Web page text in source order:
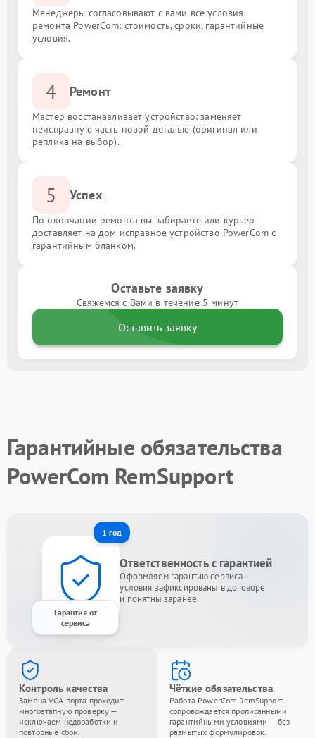
Менеджеры согласовывают с вами все условия
ремонта PowerCom: стоимость, сроки, гарантийные
условия.
4 Ремонт
Мастер восстанавливает устройство: заменяет
неисправную часть новой деталью (оригинал или
реплика на выбор).
5 Успех
По окончании ремонта вы забираете или курьер
доставляет на дом исправное устройство PowerCom с
гарантийным бланком.
Оставьте заявку
Свяжемся с Вами в течение 5 минут
Оставить заявку
Гарантийные обязательства
PowerCom RemSupport
1 год
Гарантия от
сервиса
Ответственность с гарантией
Оформляем гарантию сервиса —
условия зафиксированы в договоре
и понятны заранее.
Контроль качества
Замена VGA порта проходит
многоэтапную проверку —
исключаем недоработки и
повторные сбои.
Чёткие обязательства
Работа PowerCom RemSupport
сопровождается прописанными
гарантийными условиями — без
размытых формулировок.